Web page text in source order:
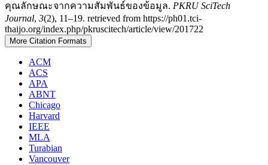
คุณลักษณะจากความสัมพันธ์ของข้อมูล. PKRU SciTech
Journal, 3(2), 11–19. retrieved from https://ph01.tci-
thaijo.org/index.php/pkruscitech/article/view/201722
More Citation Formats
ACM
ACS
APA
ABNT
Chicago
Harvard
IEEE
MLA
Turabian
Vancouver